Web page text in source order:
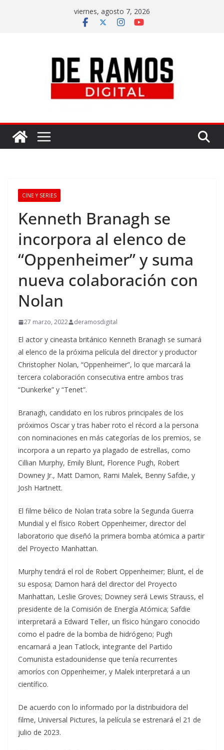
viernes, agosto 7, 2026
CINE Y SERIES
Kenneth Branagh se
incorpora al elenco de
“Oppenheimer” y suma
nueva colaboración con
Nolan
27 marzo, 2022 deramosdigital
El actor y cineasta británico Kenneth Branagh se sumará
al elenco de la próxima película del director y productor
Christopher Nolan, “Oppenheimer”, lo que marcará la
tercera colaboración consecutiva entre ambos tras
“Dunkerke” y “Tenet”.
Branagh, candidato en los rubros principales de los
próximos Oscar y tras haber roto el récord a la persona
con nominaciones en más categorías de los premios, se
incorpora a un reparto ya plagado de estrellas, como
Cillian Murphy, Emily Blunt, Florence Pugh, Robert
Downey Jr., Matt Damon, Rami Malek, Benny Safdie, y
Josh Hartnett.
El filme bélico de Nolan trata sobre la Segunda Guerra
Mundial y el físico Robert Oppenheimer, director del
laboratorio que diseñó la primera bomba atómica a partir
del Proyecto Manhattan.
Murphy tendrá el rol de Robert Oppenheimer; Blunt, el de
su esposa; Damon hará del director del Proyecto
Manhattan, Leslie Groves; Downey será Lewis Strauss, el
presidente de la Comisión de Energía Atómica; Safdie
interpretará a Edward Teller, un físico húngaro conocido
como el padre de la bomba de hidrógeno; Pugh
encarnará a Jean Tatlock, integrante del Partido
Comunista estadounidense que tenía recurrentes
amoríos con Oppenheimer, y Malek interpretará a un
científico.
De acuerdo con lo informado por la distribuidora del
filme, Universal Pictures, la película se estrenará el 21 de
julio de 2023.